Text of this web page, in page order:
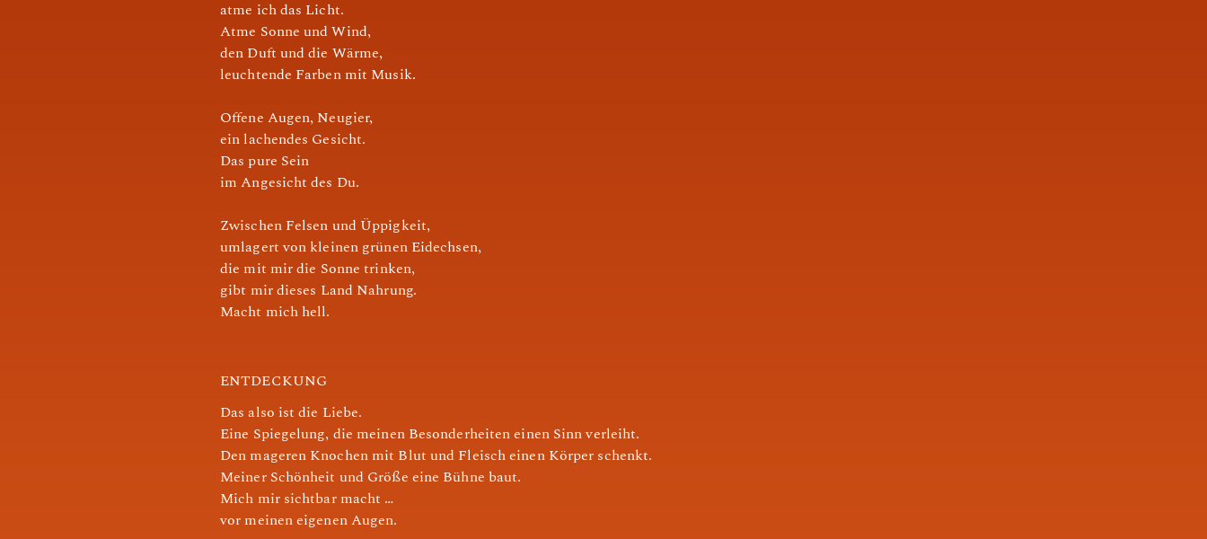
atme ich das Licht.
Atme Sonne und Wind,
den Duft und die Wärme,
leuchtende Farben mit Musik.
Offene Augen, Neugier,
ein lachendes Gesicht.
Das pure Sein
im Angesicht des Du.
Zwischen Felsen und Üppigkeit,
umlagert von kleinen grünen Eidechsen,
die mit mir die Sonne trinken,
gibt mir dieses Land Nahrung.
Macht mich hell.
ENTDECKUNG
Das also ist die Liebe.
Eine Spiegelung, die meinen Besonderheiten einen Sinn verleiht.
Den mageren Knochen mit Blut und Fleisch einen Körper schenkt.
Meiner Schönheit und Größe eine Bühne baut.
Mich mir sichtbar macht …
vor meinen eigenen Augen.